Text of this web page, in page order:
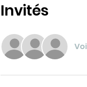
Invités